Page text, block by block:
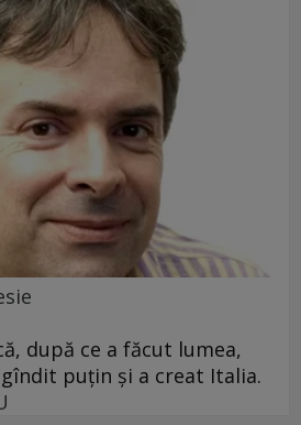
după ce a făcut lumea,
puțin și a creat Italia.